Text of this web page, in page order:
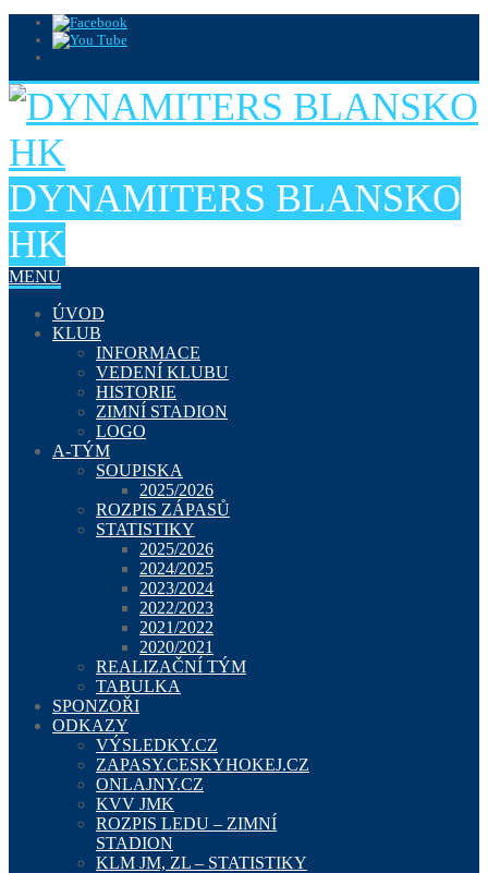
DYNAMITERS BLANSKO
HK
MENU
ÚVOD
KLUB
INFORMACE
VEDENÍ KLUBU
HISTORIE
ZIMNÍ STADION
LOGO
A-TÝM
SOUPISKA
2025/2026
ROZPIS ZÁPASŮ
STATISTIKY
2025/2026
2024/2025
2023/2024
2022/2023
2021/2022
2020/2021
REALIZAČNÍ TÝM
TABULKA
SPONZOŘI
ODKAZY
VÝSLEDKY.CZ
ZAPASY.CESKYHOKEJ.CZ
ONLAJNY.CZ
KVV JMK
ROZPIS LEDU – ZIMNÍ
STADION
KLM JM, ZL – STATISTIKY